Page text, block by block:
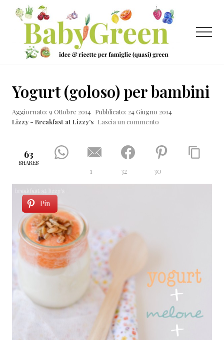
Menu
Passa
contenuto
principale
Passa
laterale
primaria
Passa
ricette
per
(quasi)
green
Menu
Yogurt (goloso) per bambini
Aggiornato: 9 Ottobre 2014 Pubblicato: 24 Giugno 2014
Lizzy - Breakfast at Lizzy's Lascia un commento
63
SHARES
1 32 30
Pin